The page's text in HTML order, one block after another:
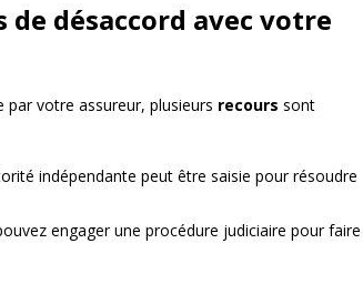
de désaccord avec votre
par votre assureur, plusieurs recours sont
indépendante peut être saisie pour résoudre
engager une procédure judiciaire pour faire